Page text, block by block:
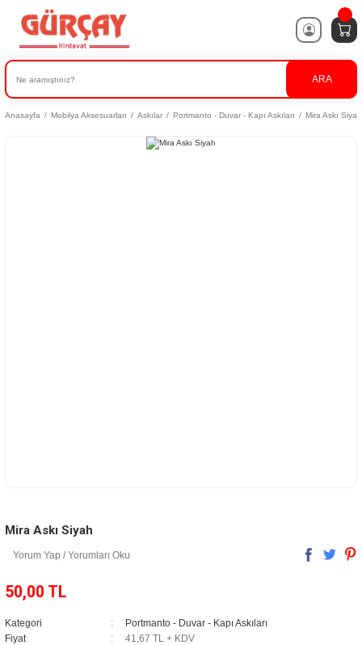
ARA
Anasayfa Mobilya Aksesuarları Askılar Portmanto - Duvar - Kapı Askıları Mira Askı Siyah
Mira Askı Siyah
Yorum Yap / Yorumları Oku
50,00 TL
Kategori
Portmanto - Duvar - Kapı Askıları
Fiyat
41,67 TL + KDV